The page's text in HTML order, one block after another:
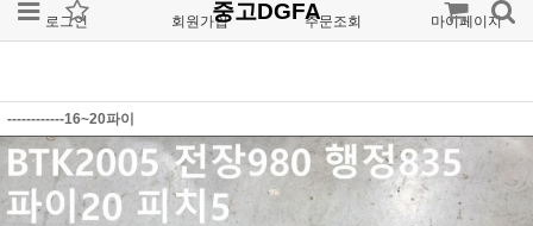
로그인 회원가입 주문조회 마이페이지
중고DGFA
------------16~20파이